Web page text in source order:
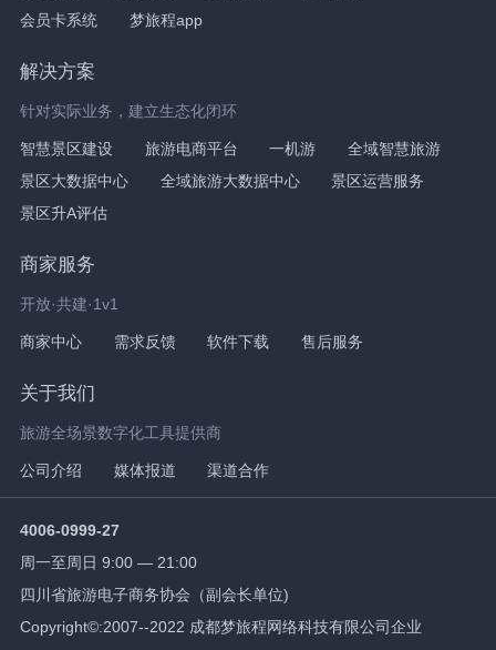
会员卡系统
梦旅程app
解决方案
针对实际业务，建立生态化闭环
智慧景区建设 旅游电商平台 一机游
全域智慧旅游
景区大数据中心
全域旅游大数据中心
景区运营服务
景区升A评估
商家服务
开放·共建·1v1
商家中心 需求反馈 软件下载 售后服务
关于我们
旅游全场景数字化工具提供商
公司介绍 媒体报道 渠道合作
4006-0999-27
周一至周日 9:00 — 21:00
四川省旅游电子商务协会（副会长单位)
Copyright©:2007--2022 成都梦旅程网络科技有限公司企业